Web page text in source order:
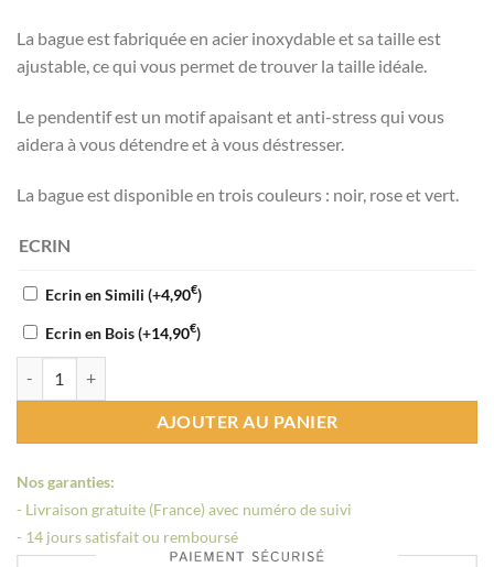
La bague est fabriquée en acier inoxydable et sa taille est
ajustable, ce qui vous permet de trouver la taille idéale.
Le pendentif est un motif apaisant et anti-stress qui vous
aidera à vous détendre et à vous déstresser.
La bague est disponible en trois couleurs : noir, rose et vert.
ECRIN
Ecrin en Simili (+4,90€)
Ecrin en Bois(+14,90€)
AJOUTER AU PANIER
Nos garanties:
- Livraison gratuite (France) avec numéro de suivi
- 14 jours satisfait ou remboursé